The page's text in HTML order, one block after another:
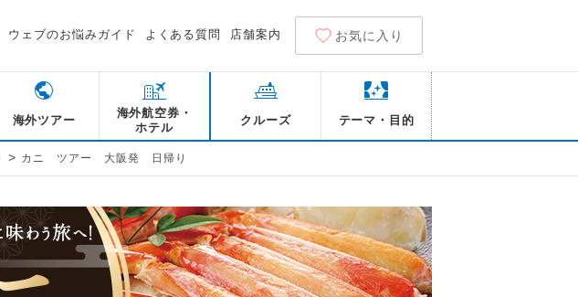
ウェブのお悩みガイド よくある質問 店舗案内 お気に入り
海外ツアー
海外航空券・
ホテル
クルーズ テーマ・目的
> カニ ツアー 大阪発 日帰り